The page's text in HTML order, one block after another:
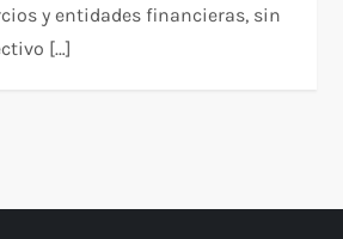
y entidades financieras, sin
[…]